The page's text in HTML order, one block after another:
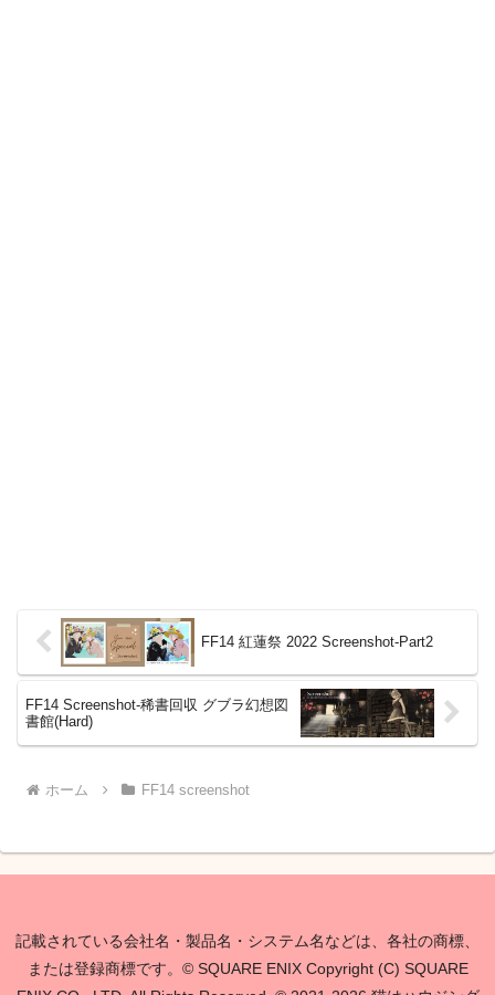
FF14 紅蓮祭 2022 Screenshot-Part2
FF14 Screenshot-稀書回収 グブラ幻想図
書館(Hard)
ホーム FF14 screenshot
記載されている会社名・製品名・システム名などは、各社の商標、
または登録商標です。© SQUARE ENIX Copyright (C) SQUARE